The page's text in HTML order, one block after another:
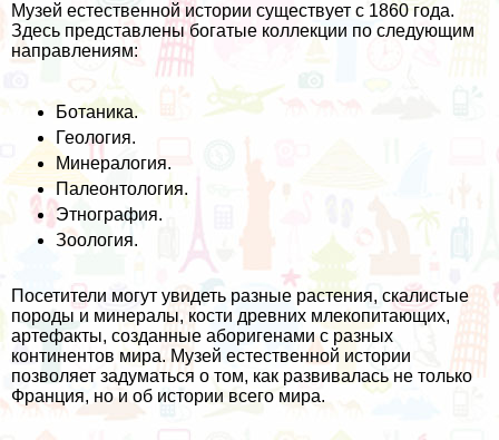
Музей естественной истории существует с 1860 года.
Здесь представлены богатые коллекции по следующим
направлениям:
Ботаника.
Геология.
Минералогия.
Палеонтология.
Этнография.
Зоология.
Посетители могут увидеть разные растения, скалистые
породы и минералы, кости древних млекопитающих,
артефакты, созданные аборигенами с разных
континентов мира. Музей естественной истории
позволяет задуматься о том, как развивалась не только
Франция, но и об истории всего мира.